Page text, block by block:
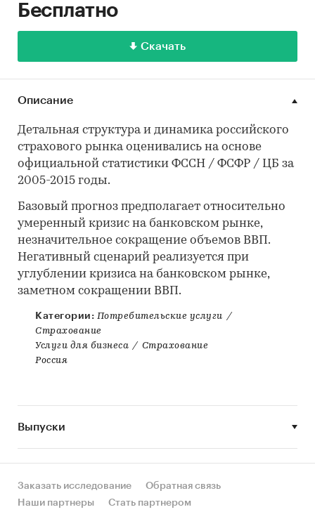
Бесплатно
Скачать
Описание
Детальная структура и динамика российского
страхового рынка оценивались на основе
официальной статистики ФССН / ФСФР / ЦБ за
2005-2015 годы.
Базовый прогноз предполагает относительно
умеренный кризис на банковском рынке,
незначительное сокращение объемов ВВП.
Негативный сценарий реализуется при
углублении кризиса на банковском рынке,
заметном сокращении ВВП.
Категории: Потребительские услуги /
Страхование
Услуги для бизнеса / Страхование
Россия
Выпуски
Заказать исследование
Обратная связь
Наши партнеры
Стать партнером